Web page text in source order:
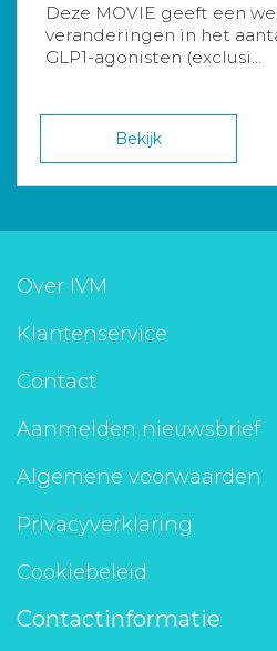
Deze MOVIE geeft een
veranderingen in het
GLP1-agonisten (exclusi...
Bekijk
Over IVM
Klantenservice
Contact
Aanmelden nieuwsbrief
Algemene voorwaarden
Privacyverklaring
Cookiebeleid
Contactinformatie